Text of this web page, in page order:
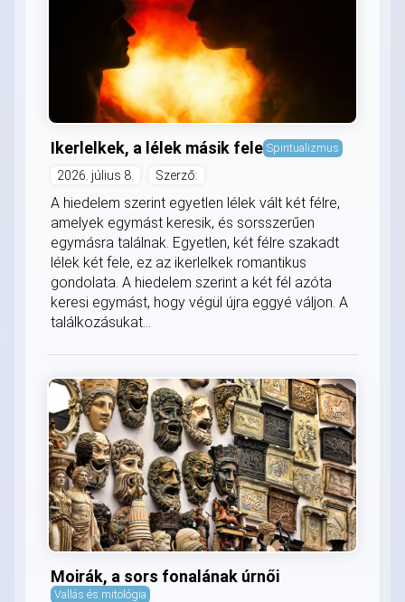
Ikerlelkek, a lélek másik fele Spiritualizmus
2026. július 8. Szerző:
A hiedelem szerint egyetlen lélek vált két félre,
amelyek egymást keresik, és sorsszerűen
egymásra találnak. Egyetlen, két félre szakadt
lélek két fele, ez az ikerlelkek romantikus
gondolata. A hiedelem szerint a két fél azóta
keresi egymást, hogy végül újra eggyé váljon. A
találkozásukat...
Moirák, a sors fonalának úrnői
Vallás és mitológia